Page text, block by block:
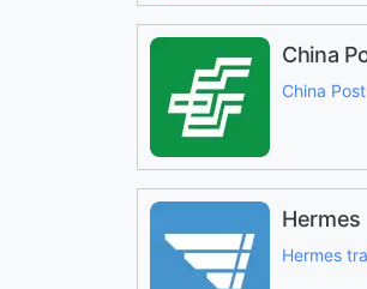
China
China
Hermes
Hermes